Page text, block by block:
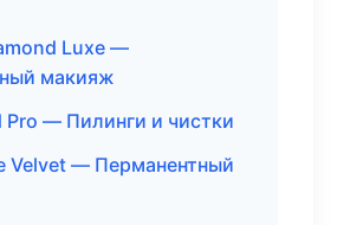
Luxe —
макияж
Pro — Пилинги и чистки
Velvet — Перманентный